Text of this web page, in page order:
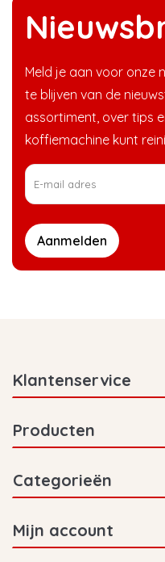
Meld je aan voor onze
te blijven van de
assortiment, over tips
koffiemachine kunt
Aanmelden
Klantenservice
Producten
Categorieën
Mijn account